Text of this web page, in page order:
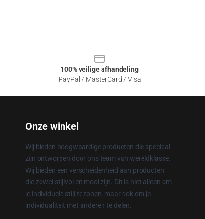
100% veilige afhandeling
PayPal / MasterCard / Visa
Onze winkel
Wij bieden hoogwaardige producten die speciaal
zijn ontworpen door ons team van wereldklasse.
Wij bieden een verscheidenheid aan producten
die zowel stijlvol en mooi zijn. Dit is niet alleen om
je individuele stijl te tonen, maar ook om je
individualiteit met anderen te delen.